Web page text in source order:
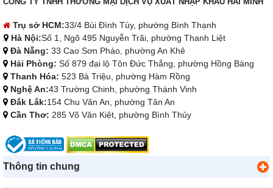
Trụ sở HCM:33/4 Bùi Đình Túy, phường Bình Thạnh
Hà Nội:Số 1, Ngõ 495 Nguyễn Trãi, phường Thanh Liệt
Đà Nẵng: 33 Cao Sơn Pháo, phường An Khê
Hải Phòng: Số 879 đại lộ Tôn Đức Thắng, phường Hồng Bàng
Thanh Hóa: 523 Bà Triệu, phường Hàm Rồng
Nghệ An:43 Trường Chinh, phường Thành Vinh
Đắk Lắk:154 Chu Văn An, phường Tân An
Cần Thơ: 285 Võ Văn Kiệt, phường Bình Thủy
Thông tin chung